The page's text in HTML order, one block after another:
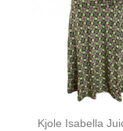
Kjole Isabella